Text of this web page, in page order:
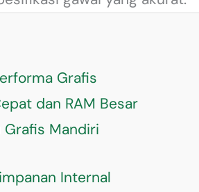
Grafis
dan RAM Besar
Grafis Mandiri
Internal